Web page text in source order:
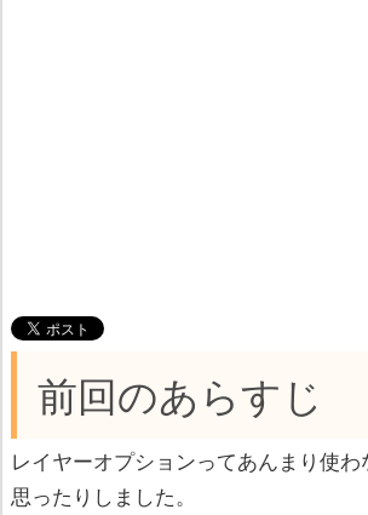
前回のあらすじ
レイヤーオプションってあんまり使
思ったりしました。